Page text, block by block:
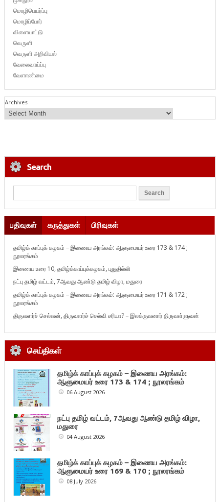
மொழிபெயர்ப்பு
மொழிப்போர்
விளையாட்டு
வெருளி
வெருளி அறிவியல்
வேலைவாய்ப்பு
வேளாண்மை
Archives
Search
பதிவுகள் கருத்துகள் பிரிவுகள்
தமிழ்க் காப்புக் கழகம் – இணைய அரங்கம்: ஆளுமையர் உரை 173 & 174 ;
நூலரங்கம்
இணைய உரை 10, தமிழ்க்காப்புக்கழகம், புதுதில்லி
நட்பு தமிழ் வட்டம், 7ஆவது ஆண்டு தமிழ் விழா, மதுரை
தமிழ்க் காப்புக் கழகம் – இணைய அரங்கம்: ஆளுமையர் உரை 171 & 172 ;
நூலரங்கம்
திருவளர்ச் செல்வன், திருவளர்ச் செல்வி சரியா? – இலக்குவனார் திருவள்ளுவன்
செய்திகள்
தமிழ்க் காப்புக் கழகம் – இணைய அரங்கம்:
ஆளுமையர் உரை 173 & 174 ; நூலரங்கம்
06 August 2026
நட்பு தமிழ் வட்டம், 7ஆவது ஆண்டு தமிழ் விழா,
மதுரை
04 August 2026
தமிழ்க் காப்புக் கழகம் – இணைய அரங்கம்:
ஆளுமையர் உரை 169 & 170 ; நூலரங்கம்
08 July 2026